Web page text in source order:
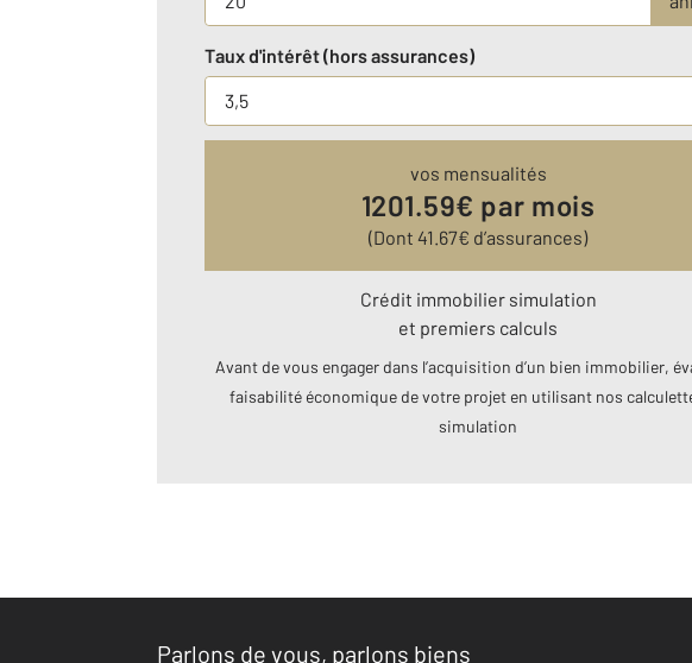
Taux d'intérêt (hors assurances)
vos mensualités
1201.59€ par mois
(Dont 41.67€ d’assurances)
Crédit immobilier simulation
et premiers calculs
Avant de vous engager dans l’acquisition d’un bien immobilier,
faisabilité économique de votre projet en utilisant nos
simulation
Parlons de vous, parlons biens